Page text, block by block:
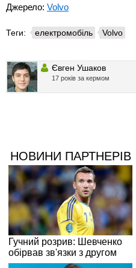
Джерело: Volvo
Теги: електромобіль Volvo
Євген Ушаков
17 років за кермом